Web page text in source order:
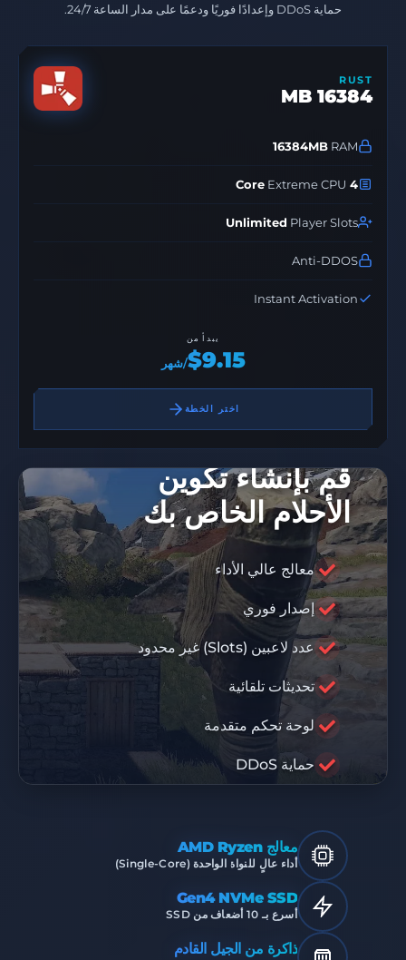
حماية DDoS وإعدادًا فوريًا ودعمًا على مدار الساعة 24/7.
RUST
16384 MB
16384MB RAM
4 Core
Extreme CPU
Unlimited Player Slots
Anti-DDOS
Instant Activation
يبدأ من
$9.15/شهر
اختر الخطة
قم بإنشاء تكوين
الأحلام الخاص بك
معالج عالي الأداء
إصدار فوري
عدد لاعبين (Slots) غير محدود
تحديثات تلقائية
لوحة تحكم متقدمة
حماية DDoS
كود خصم 10%
DIS10
RABISU
بنية تحتية متميزة
معالج AMD Ryzen
أداء عالٍ للنواة الواحدة (Single-Core)
Gen4 NVMe SSD
أسرع بـ 10 أضعاف من SSD
ذاكرة من الجيل القادم